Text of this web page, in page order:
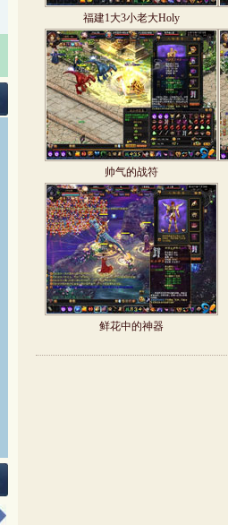
福建1大3小老大Holy
帅气的战符
鲜花中的神器